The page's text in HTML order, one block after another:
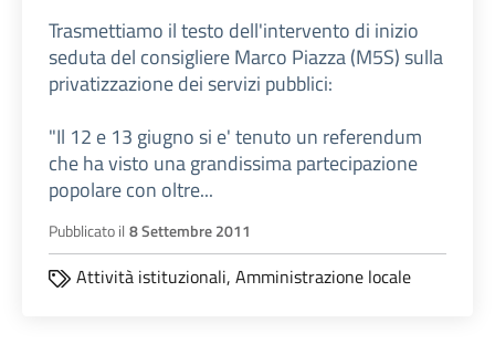
Trasmettiamo il testo dell'intervento di inizio
seduta del consigliere Marco Piazza (M5S) sulla
privatizzazione dei servizi pubblici:
"Il 12 e 13 giugno si e' tenuto un referendum
che ha visto una grandissima partecipazione
popolare con oltre...
Pubblicato il 8 Settembre 2011
Attività istituzionali, Amministrazione locale